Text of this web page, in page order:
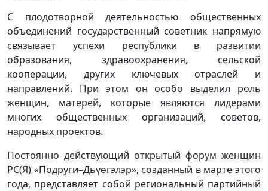
С плодотворной деятельностью общественных
объединений государственный советник напрямую
связывает успехи республики в развитии
образования, здравоохранения, сельской
кооперации, других ключевых отраслей и
направлений. При этом он особо выделил роль
женщин, матерей, которые являются лидерами
многих общественных организаций, советов,
народных проектов.
Постоянно действующий открытый форум женщин
РС(Я) «Подруги–Дьүөгэлэр», созданный в марте этого
года, представляет собой региональный партийный